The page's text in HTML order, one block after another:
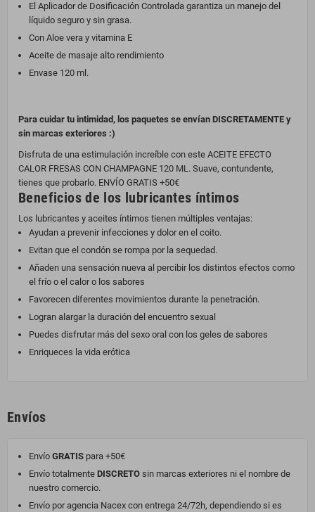
El Aplicador de Dosificación Controlada garantiza un manejo del
líquido seguro y sin grasa.
Con Aloe vera y vitamina E
​Aceite de masaje alto rendimiento
Envase 120 ml.
Para cuidar tu intimidad, los paquetes se envían DISCRETAMENTE y
sin marcas exteriores :)
Disfruta de una estimulación increíble con este ACEITE EFECTO
CALOR FRESAS CON CHAMPAGNE 120 ML. Suave, contundente,
tienes que probarlo. ENVÍO GRATIS +50€
Beneficios de los lubricantes íntimos
Los lubricantes y aceites íntimos tienen múltiples ventajas:
Ayudan a prevenir infecciones y dolor en el coito.
Evitan que el condón se rompa por la sequedad.
Añaden una sensación nueva al percibir los distintos efectos como
el frío o el calor o los sabores
Favorecen diferentes movimientos durante la penetración.
Logran alargar la duración del encuentro sexual
Puedes disfrutar más del sexo oral con los geles de sabores
Enriqueces la vida erótica
Envíos
Envío GRATIS para +50€
Envío totalmente DISCRETO sin marcas exteriores ni el nombre de
nuestro comercio.
Envío por agencia Nacex con entrega 24/72h, dependiendo si es